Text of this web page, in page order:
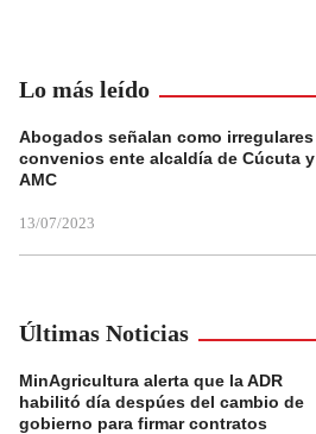
Lo más leído
Abogados señalan como irregulares
convenios ente alcaldía de Cúcuta y
AMC
13/07/2023
Últimas Noticias
MinAgricultura alerta que la ADR
habilitó día despúes del cambio de
gobierno para firmar contratos